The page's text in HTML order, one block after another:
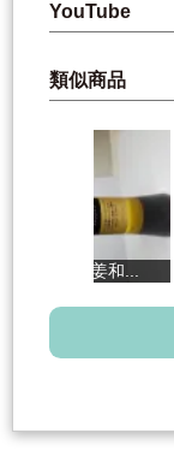
YouTube
類似商品
ェフ生姜和...